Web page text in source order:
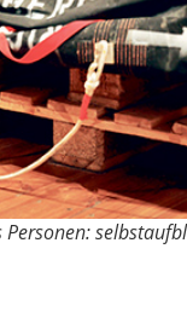
Personen: